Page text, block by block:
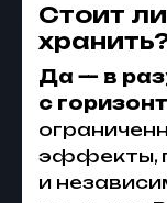
Стоит
Да — в
с
эффекты,
и